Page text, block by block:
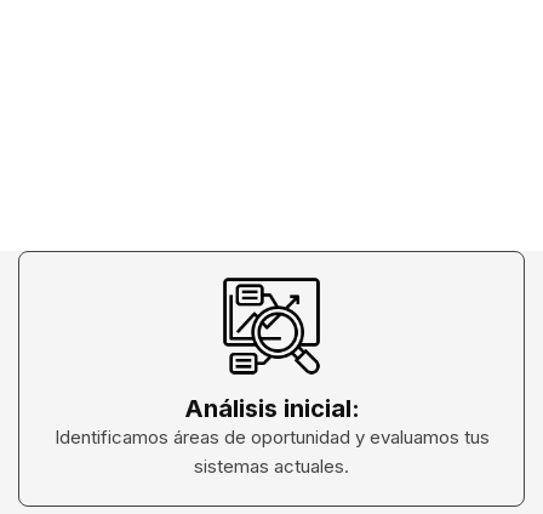
Análisis inicial:
Identificamos áreas de oportunidad y evaluamos tus
sistemas actuales.